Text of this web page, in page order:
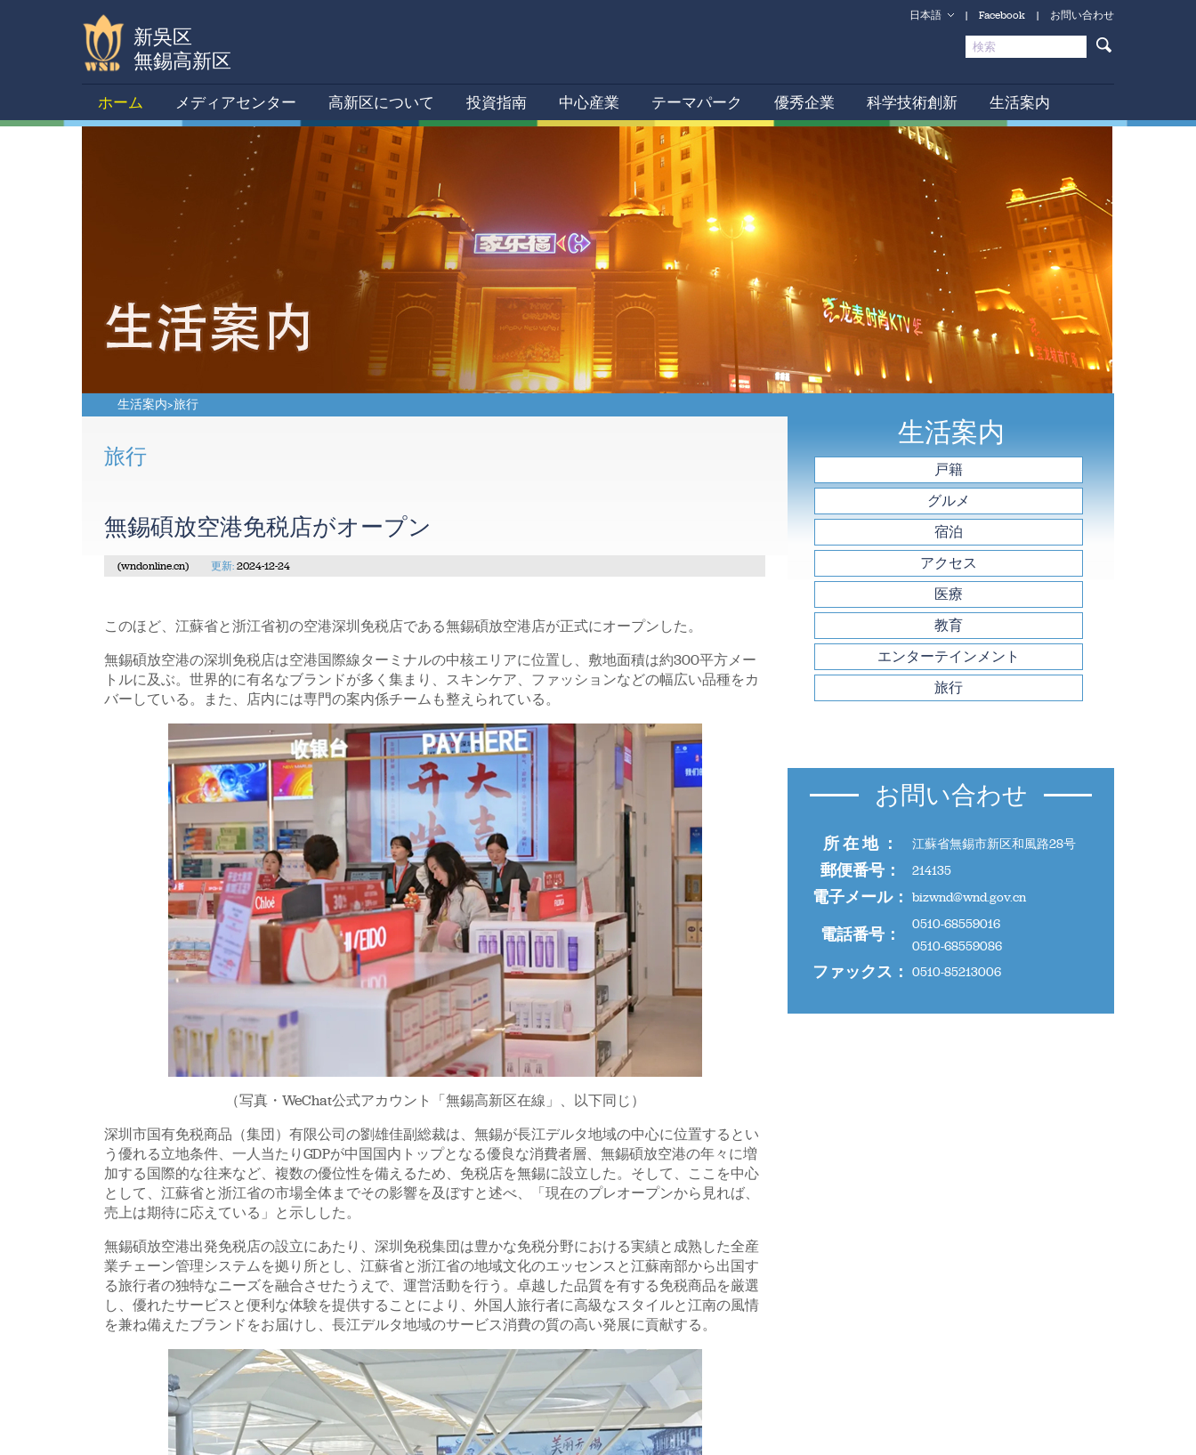
日本語 | Facebook | お問い合わせ
新吳区
無錫高新区
ホーム メディアセンター 高新区について 投資指南 中心産業 テーマパーク 優秀企業 科学技術創新 生活案内
生活案内>旅行
旅行
無錫碩放空港免税店がオープン
(wndonline.cn) 更新: 2024-12-24
このほど、江蘇省と浙江省初の空港深圳免税店である無錫碩放空港店が正式にオープンした。
無錫碩放空港の深圳免税店は空港国際線ターミナルの中核エリアに位置し、敷地面積は約300平方メー
トルに及ぶ。世界的に有名なブランドが多く集まり、スキンケア、ファッションなどの幅広い品種をカ
バーしている。また、店内には専門の案内係チームも整えられている。
（写真・WeChat公式アカウント「無錫高新区在線」、以下同じ）
深圳市国有免税商品（集団）有限公司の劉雄佳副総裁は、無錫が長江デルタ地域の中心に位置するとい
う優れる立地条件、一人当たりGDPが中国国内トップとなる優良な消費者層、無錫碩放空港の年々に増
加する国際的な往来など、複数の優位性を備えるため、免税店を無錫に設立した。そして、ここを中心
として、江蘇省と浙江省の市場全体までその影響を及ぼすと述べ、「現在のプレオープンから見れば、
売上は期待に応えている」と示しした。
無錫碩放空港出発免税店の設立にあたり、深圳免税集団は豊かな免税分野における実績と成熟した全産
業チェーン管理システムを拠り所とし、江蘇省と浙江省の地域文化のエッセンスと江蘇南部から出国す
る旅行者の独特なニーズを融合させたうえで、運営活動を行う。卓越した品質を有する免税商品を厳選
し、優れたサービスと便利な体験を提供することにより、外国人旅行者に高級なスタイルと江南の風情
を兼ね備えたブランドをお届けし、長江デルタ地域のサービス消費の質の高い発展に貢献する。
生活案内
戸籍
グルメ
宿泊
アクセス
医療
教育
エンターテインメント
旅行
お問い合わせ
所 在 地 ： 江蘇省無錫市新区和風路28号
郵便番号： 214135
電子メール： bizwnd@wnd.gov.cn
電話番号：
0510-68559016
0510-68559086
ファックス： 0510-85213006